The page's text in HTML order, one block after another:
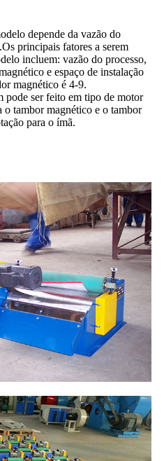
depende da vazão do
principais fatores a serem
incluem: vazão do processo,
e espaço de instalação
magnético é 4-9.
pode ser feito em tipo de motor
tambor magnético e o tambor
para o ímã.